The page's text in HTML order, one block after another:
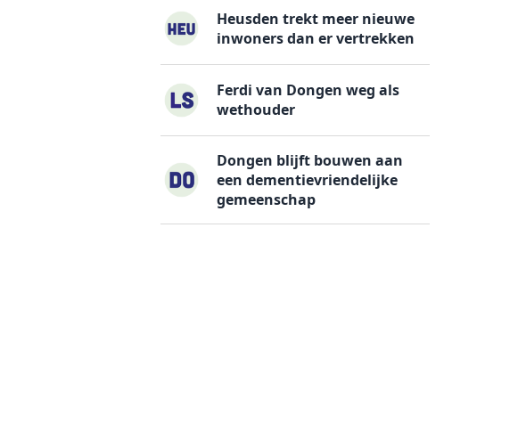
Heusden trekt meer nieuwe
inwoners dan er vertrekken
Ferdi van Dongen weg als
wethouder
Dongen blijft bouwen aan
een dementievriendelijke
gemeenschap